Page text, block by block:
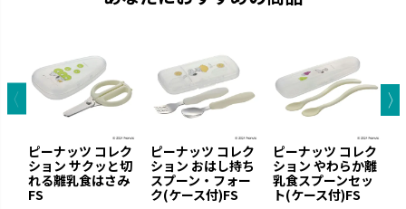
ピーナッツ コレク
ション サクッと切
れる離乳食はさみ
FS
ピーナッツ コレク
ション おはし持ち
スプーン・フォー
ク(ケース付)FS
ピーナッツ コレク
ション やわらか離
乳食スプーンセッ
ト(ケース付)FS